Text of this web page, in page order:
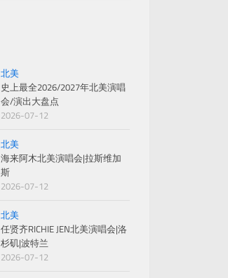
北美
史上最全2026/2027年北美演唱
会/演出大盘点
2026-07-12
北美
海来阿木北美演唱会|拉斯维加
斯
2026-07-12
北美
任贤齐RICHIE JEN北美演唱会|洛
杉矶|波特兰
2026-07-12